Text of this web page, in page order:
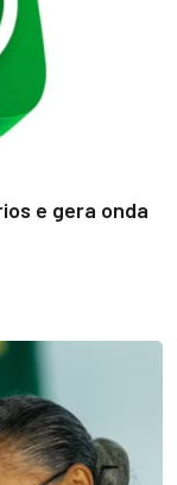
e gera onda